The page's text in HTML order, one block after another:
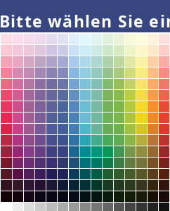
Bitte wählen Sie